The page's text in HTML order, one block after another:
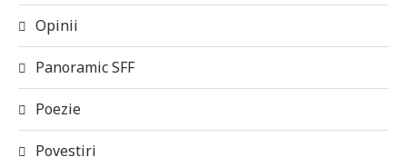
Opinii
Panoramic SFF
Poezie
Povestiri